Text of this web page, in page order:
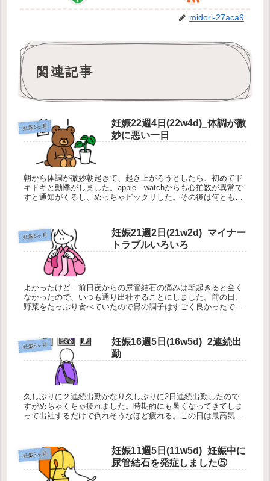
midori-27aca9
関連記事
妊娠6ヶ月
妊娠22週4日(22w4d)_体調が微
妙に悪い一日
朝から体調が微妙朝起きて、起き上がろうとしたら、初めてド
キドキと動悸がしました。apple watchからも心拍数が異常で
すと通知がくるし、めっちゃビックリした。その後は何ともな
妊娠6ヶ月
妊娠21週2日(21w2d)_マイナー
トラブルいろいろ
よかったけど…前日夜からの尿管結石の痛みは朝起きると全く
なかったので、いつも通り出社することにしました。前の日、
野菜をたっぷり食べていたので胃の調子はすごく良かったで
妊娠5ヶ月
妊娠16週5日(16w5d)_2連続出
勤
久しぶりに２連続出勤かなり久しぶりに2日連続出勤したので
すがめちゃくちゃ疲れました。時期的にも暑くなってきてしま
って出社するだけで倒れそうなほど疲れる。この日は最高気温
妊娠3ヶ月
妊娠11週5日(11w5d)_妊娠中に
尿管結石を発症しました⑤